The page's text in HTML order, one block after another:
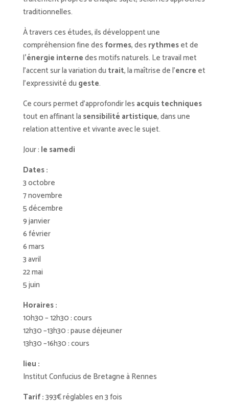
traditionnelles.
À travers ces études, ils développent une
compréhension fine des formes, des rythmeset de
l’énergie internedes motifs naturels. Le travail met
l’accent sur la variation du trait, la maîtrise del’encre et
l’expressivité du geste.
Ce cours permet d’approfondir les acquis techniques
tout en affinant la sensibilité artistique, dans une
relation attentive et vivante avec le sujet.
Jour : le samedi
Dates :
3 octobre
7 novembre
5 décembre
9 janvier
6 février
6 mars
3 avril
22 mai
5 juin
Horaires :
10h30 – 12h30 : cours
12h30 –13h30 : pause déjeuner
13h30 –16h30 : cours
lieu :
Institut Confucius de Bretagne à Rennes
Tarif :393€ réglables en 3 fois